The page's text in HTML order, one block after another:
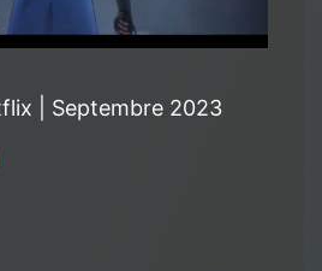
| Septembre 2023